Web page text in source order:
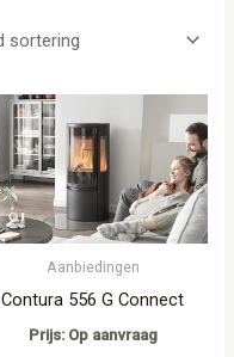
Aanbiedingen
Contura 556 G Connect
Prijs: Op aanvraag